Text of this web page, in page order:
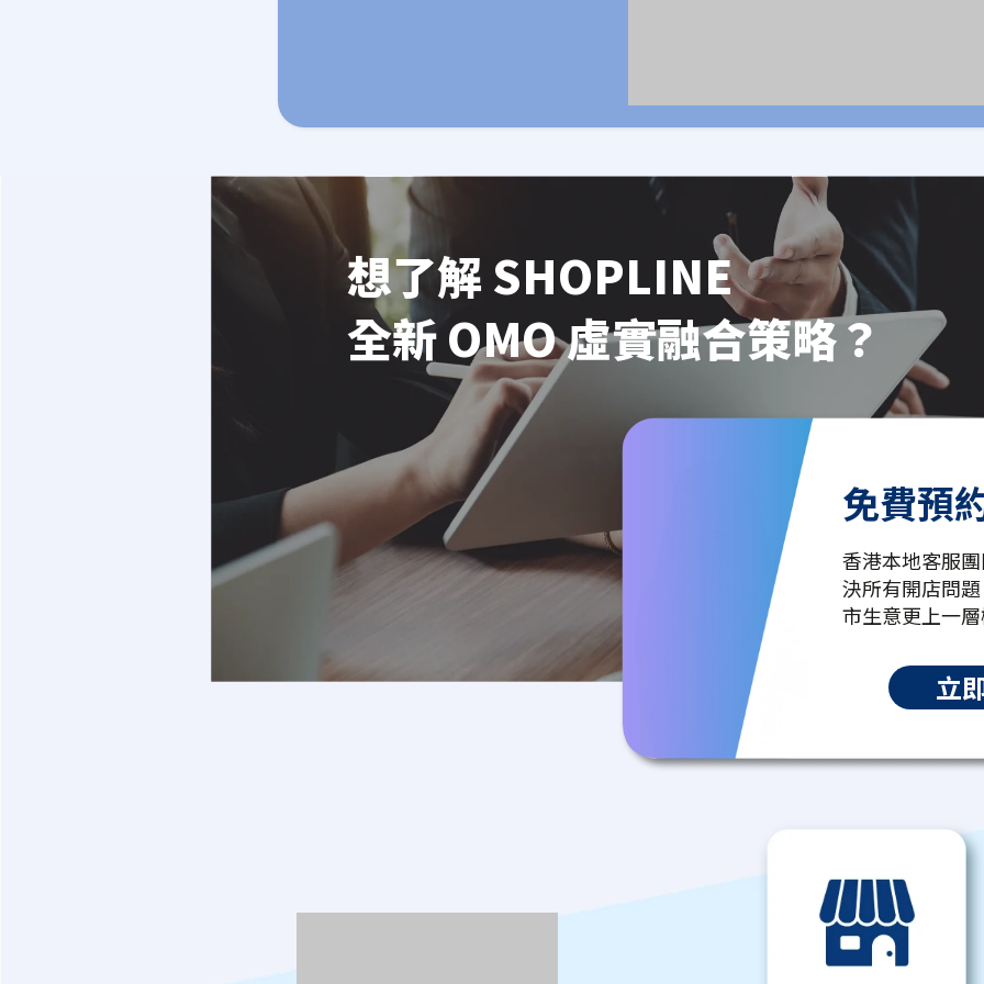
想了解 SHOPLINE
全新 OMO 虛實融合策略？
免費預
香港本地客服
決所有開店問
市生意更上一
立